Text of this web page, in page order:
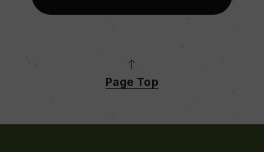
Page Top